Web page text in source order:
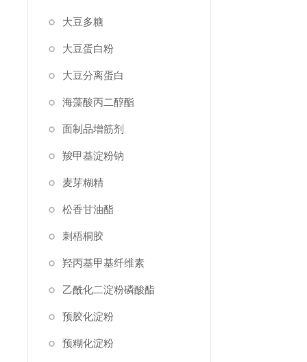
大豆多糖
大豆蛋白粉
大豆分离蛋白
海藻酸丙二醇酯
面制品增筋剂
羧甲基淀粉钠
麦芽糊精
松香甘油酯
刺梧桐胶
羟丙基甲基纤维素
乙酰化二淀粉磷酸酯
预胶化淀粉
预糊化淀粉